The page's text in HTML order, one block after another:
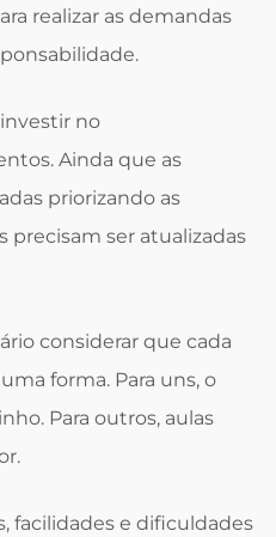
realizar as demandas
no
Ainda que as
priorizando as
precisam ser atualizadas
considerar que cada
forma. Para uns, o
Para outros, aulas
facilidades e dificuldades